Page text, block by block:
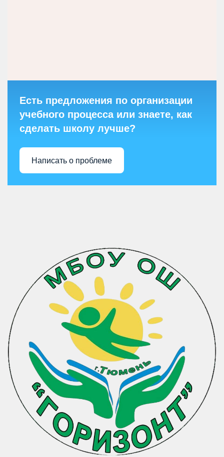
Есть предложения по организации
учебного процесса или знаете, как
сделать школу лучше?
Написать о проблеме